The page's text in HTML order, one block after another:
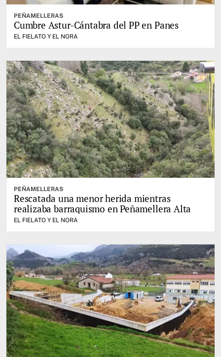
PEÑAMELLERAS
Cumbre Astur-Cántabra del PP en Panes
EL FIELATO Y EL NORA
PEÑAMELLERAS
Rescatada una menor herida mientras
realizaba barraquismo en Peñamellera Alta
EL FIELATO Y EL NORA